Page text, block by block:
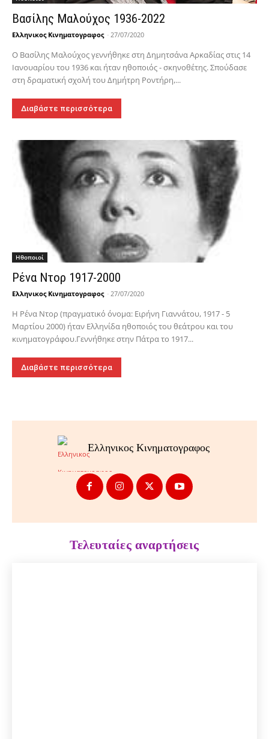
Βασίλης Μαλούχος 1936-2022
Ελληνικος Κινηματογραφος - 27/07/2020
Ο Βασίλης Μαλούχος γεννήθηκε στη Δημητσάνα Αρκαδίας στις 14
Ιανουαρίου του 1936 και ήταν ηθοποιός - σκηνοθέτης. Σπούδασε
στη δραματική σχολή του Δημήτρη Ροντήρη,...
Διαβάστε περισσότερα
Hθοποιοί
Ρένα Ντορ 1917-2000
Ελληνικος Κινηματογραφος - 27/07/2020
Η Ρένα Ντορ (πραγματικό όνομα: Ειρήνη Γιαννάτου, 1917 - 5
Μαρτίου 2000) ήταν Ελληνίδα ηθοποιός του θεάτρου και του
κινηματογράφου.Γεννήθηκε στην Πάτρα το 1917...
Διαβάστε περισσότερα
Ελληνικος Κινηματογραφος
Τελευταίες αναρτήσεις